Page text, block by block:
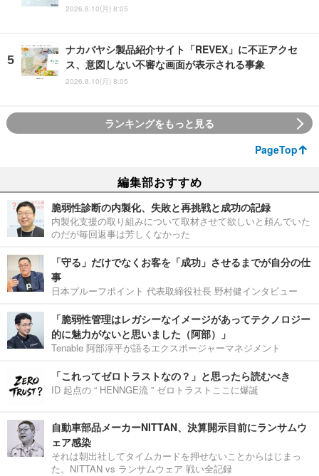
2026.8.10(月) 8:05
ナカバヤシ製品紹介サイト「REVEX」に不正アクセ
ス、意図しない不審な画面が表示される事象
2026.8.10(月) 8:05
ランキングをもっと見る
PageTop
編集部おすすめ
脆弱性診断の内製化、失敗と再挑戦と成功の記録
内製化支援の取り組みについて取材させて欲しいと頼んでいた
のだが毎回返事は芳しくなかった
「守る」だけでなくお客を「成功」させるまでが自分の仕
事
日本プルーフポイント 代表取締役社長 野村健インタビュー
「脆弱性管理はレガシーなイメージがあってテクノロジー
的に魅力がないと思いました（阿部）」
Tenable 阿部淳平が語るエクスポージャーマネジメント
「これってゼロトラストなの？」と思ったら読むべき
ID 起点の “ HENNGE流 ” ゼロトラストここに爆誕
自動車部品メーカーNITTAN、決算開示目前にランサムウ
ェア感染
それは朝出社してタイムカードを押せないことからはじまっ
た。NITTAN vs ランサムウェア 戦い全記録